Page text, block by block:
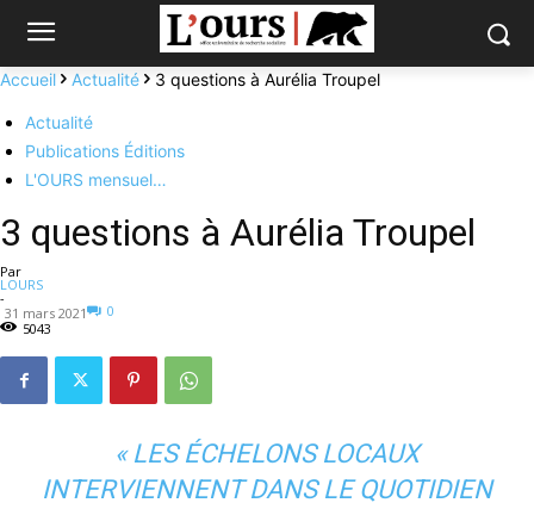
Accueil Actualité 3 questions à Aurélia Troupel
Actualité
Publications Éditions
L'OURS mensuel…
3 questions à Aurélia Troupel
Par
LOURS
-
31 mars 2021
0
5043
« LES ÉCHELONS LOCAUX
INTERVIENNENT DANS LE QUOTIDIEN